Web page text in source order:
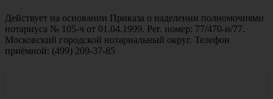
Действует на основании Приказа о наделении полномочиями
нотариуса № 105-ч от 01.04.1999. Рег. номер: 77/470-н/77.
Московский городской нотариальный округ. Телефон
приёмной: (499) 209-37-85